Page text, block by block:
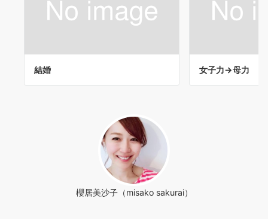
結婚 女子力→母力
櫻居美沙子（misako sakurai）